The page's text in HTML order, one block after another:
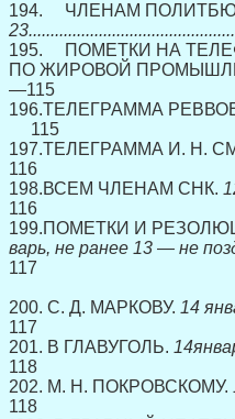
194. ЧЛЕНАМ
195. ПОМЕТКИ НА
ПО ЖИРОВОЙ
—115
196.ТЕЛЕГРАММА
115
197.ТЕЛЕГРАММА И. Н.
116
198.ВСЕМ ЧЛЕНАМ СНК.
116
199.ПОМЕТКИ И
варь, не ранее 13 — не
117
200. С. Д. МАРКОВУ. 14
117
201. В ГЛАВУГОЛЬ.
118
202. Μ. Η. ПОКРОВСКОМУ.
118